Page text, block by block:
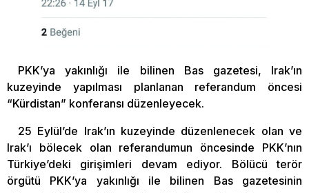
PKK’ya yakınlığı ile bilinen Bas gazetesi, Irak’ın
kuzeyinde yapılması planlanan referandum öncesi
“Kürdistan” konferansı düzenleyecek.
25 Eylül’de Irak’ın kuzeyinde düzenlenecek olan ve
Irak’ı bölecek olan referandumun öncesinde PKK’nın
Türkiye’deki girişimleri devam ediyor. Bölücü terör
örgütü PKK’ya yakınlığı ile bilinen Bas gazetesinin